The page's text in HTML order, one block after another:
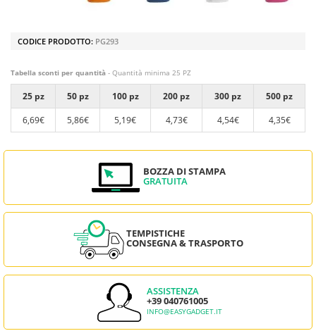
CODICE PRODOTTO: PG293
Tabella sconti per quantità - Quantità minima 25 PZ
25 pz 50 pz 100 pz 200 pz 300 pz
500 pz
6,69€
5,86€ 5,19€ 4,73€ 4,54€ 4,35€
BOZZA DI STAMPA
GRATUITA
TEMPISTICHE
CONSEGNA & TRASPORTO
ASSISTENZA
+39 040761005
INFO@EASYGADGET.IT